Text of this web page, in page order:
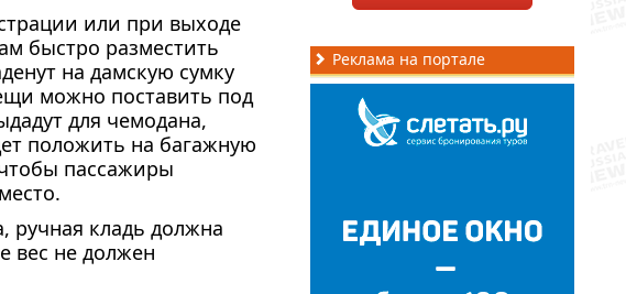
или при выходе
быстро разместить
на дамскую сумку
можно поставить под
для чемодана,
положить на багажную
пассажиры
ручная кладь должна
вес не должен
Реклама на портале